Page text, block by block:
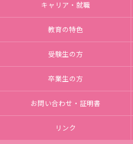
キャリア・就職
教育の特色
受験生の方
卒業生の方
お問い合わせ・証明書
リンク